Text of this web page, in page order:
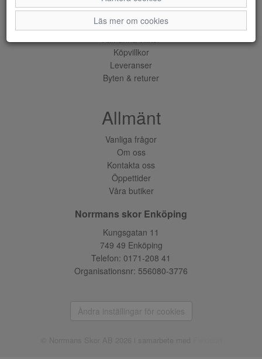
Läs mer om cookies
Tjänster
Allmänna villkor
Köpvillkor
Leveranser
Byten & returer
Allmänt
Vanliga frågor
Om oss
Kontakta oss
Öppettider
Våra butiker
Norrmans skor Enköping
Kungsgatan 11
749 49 Enköping
Telefon: 0171-208 41
Organisationsnr: 556080-3776
Ändra inställingar för cookies